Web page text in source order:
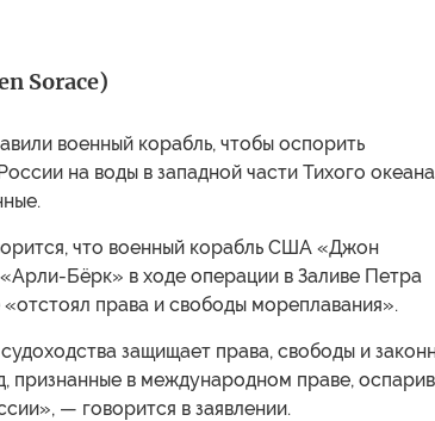
Sorace)
военный корабль, чтобы оспорить
на воды в западной части Тихого
что военный корабль США «Джон
Бёрк» в ходе операции в Заливе Петра
права и свободы мореплавания».
защищает права, свободы и
признанные в международном праве,
— говорится в заявлении.